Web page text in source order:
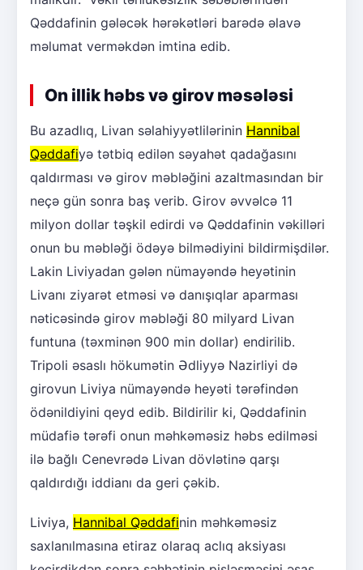
Qəddafinin gələcək hərəkətləri barədə əlavə
məlumat verməkdən imtina edib.
On illik həbs və girov məsələsi
Bu azadlıq, Livan səlahiyyətlilərinin Hannibal
Qəddafiyə tətbiq edilən səyahət qadağasını
qaldırması və girov məbləğini azaltmasından bir
neçə gün sonra baş verib. Girov əvvəlcə 11
milyon dollar təşkil edirdi və Qəddafinin vəkilləri
onun bu məbləği ödəyə bilmədiyini bildirmişdilər.
Lakin Liviyadan gələn nümayəndə heyətinin
Livanı ziyarət etməsi və danışıqlar aparması
nəticəsində girov məbləği 80 milyard Livan
funtuna (təxminən 900 min dollar) endirilib.
Tripoli əsaslı hökumətin Ədliyyə Nazirliyi də
girovun Liviya nümayəndə heyəti tərəfindən
ödənildiyini qeyd edib. Bildirilir ki, Qəddafinin
müdafiə tərəfi onun məhkəməsiz həbs edilməsi
ilə bağlı Cenevrədə Livan dövlətinə qarşı
qaldırdığı iddianı da geri çəkib.
Liviya, Hannibal Qəddafinin məhkəməsiz
saxlanılmasına etiraz olaraq aclıq aksiyası